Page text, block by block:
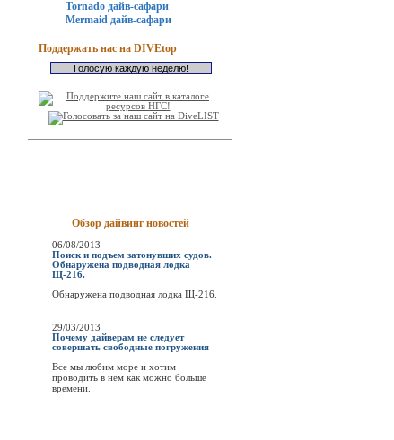
Tornado дайв-сафари
Mermaid дайв-сафари
Поддержать нас на DIVEtop
Обзор дайвинг новостей
06/08/2013
Поиск и подъем затонувших судов.
Обнаружена подводная лодка
Щ-216.
Обнаружена подводная лодка Щ-216.
29/03/2013
Почему дайверам не следует
совершать свободные погружения
Все мы любим море и хотим
проводить в нём как можно больше
времени.